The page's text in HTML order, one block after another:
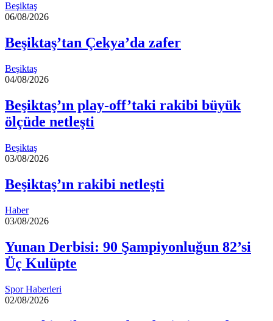
Beşiktaş
06/08/2026
Beşiktaş’tan Çekya’da zafer
Beşiktaş
04/08/2026
Beşiktaş’ın play-off’taki rakibi büyük
ölçüde netleşti
Beşiktaş
03/08/2026
Beşiktaş’ın rakibi netleşti
Haber
03/08/2026
Yunan Derbisi: 90 Şampiyonluğun 82’si
Üç Kulüpte
Spor Haberleri
02/08/2026